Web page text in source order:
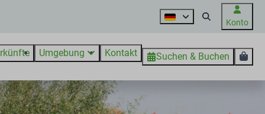
Konto
Umgebung Kontakt Suchen & Buchen